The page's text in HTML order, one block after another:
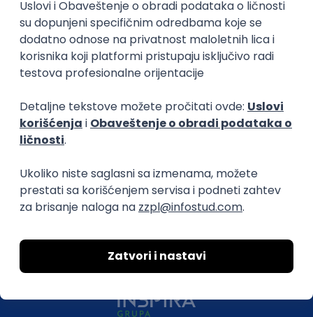
O nama
Za poslodavce
Uslovi korišćenja
Uklonjeni profili poslodavaca
Za medije
Druželjubivi smo!